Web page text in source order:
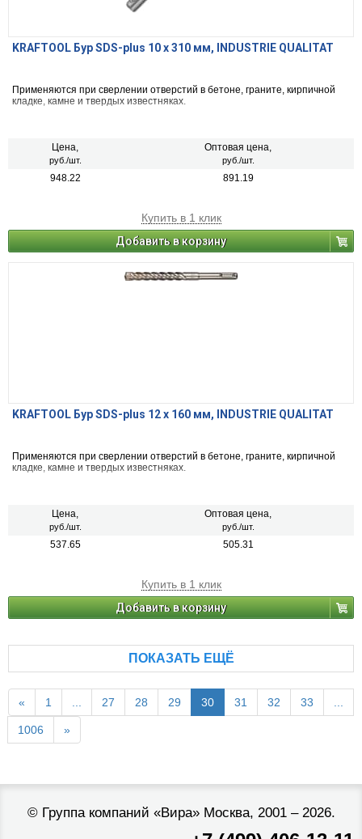
KRAFTOOL Бур SDS-plus 10 x 310 мм, INDUSTRIE QUALITAT
Применяются при сверлении отверстий в бетоне, граните, кирпичной
кладке, камне и твердых известняках.
Цена,
руб./шт.
Оптовая цена,
руб./шт.
948.22 891.19
Купить в 1 клик
Добавить в корзину
KRAFTOOL Бур SDS-plus 12 x 160 мм, INDUSTRIE QUALITAT
Применяются при сверлении отверстий в бетоне, граните, кирпичной
кладке, камне и твердых известняках.
Цена,
руб./шт.
Оптовая цена,
руб./шт.
537.65 505.31
Купить в 1 клик
Добавить в корзину
ПОКАЗАТЬ ЕЩЁ
« 1 ... 27 28 29 30 31 32 33 ...
1006 »
© Группа компаний «Вира»Москва, 2001 – 2026.